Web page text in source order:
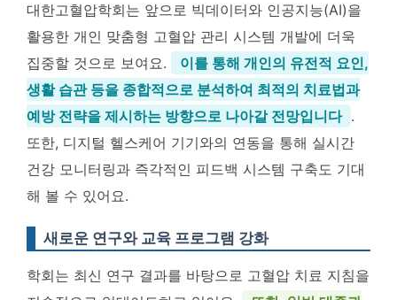
대한고혈압학회는 앞으로 빅데이터와 인공지능(AI)을
활용한 개인 맞춤형 고혈압 관리 시스템 개발에 더욱
집중할 것으로 보여요.
이를 통해 개인의 유전적 요인,
생활 습관 등을 종합적으로 분석하여 최적의 치료법과
예방 전략을 제시하는 방향으로 나아갈 전망입니다 .
또한, 디지털 헬스케어 기기와의 연동을 통해 실시간
건강 모니터링과 즉각적인 피드백 시스템 구축도 기대
해 볼 수 있어요.
새로운 연구와 교육 프로그램 강화
학회는 최신 연구 결과를 바탕으로 고혈압 치료 지침을